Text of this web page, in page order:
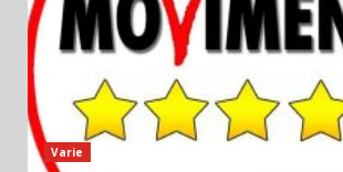
Varie